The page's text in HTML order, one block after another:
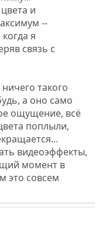
и
--
я
связь с
такого
а оно само
ощущение, всё
поплыли,
видеоэффекты,
момент в
это совсем